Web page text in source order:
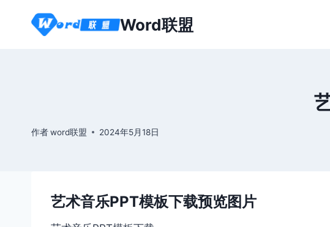
Word联盟
作者word联盟 2024年5月18日
艺术音乐PPT模板下载预览图片